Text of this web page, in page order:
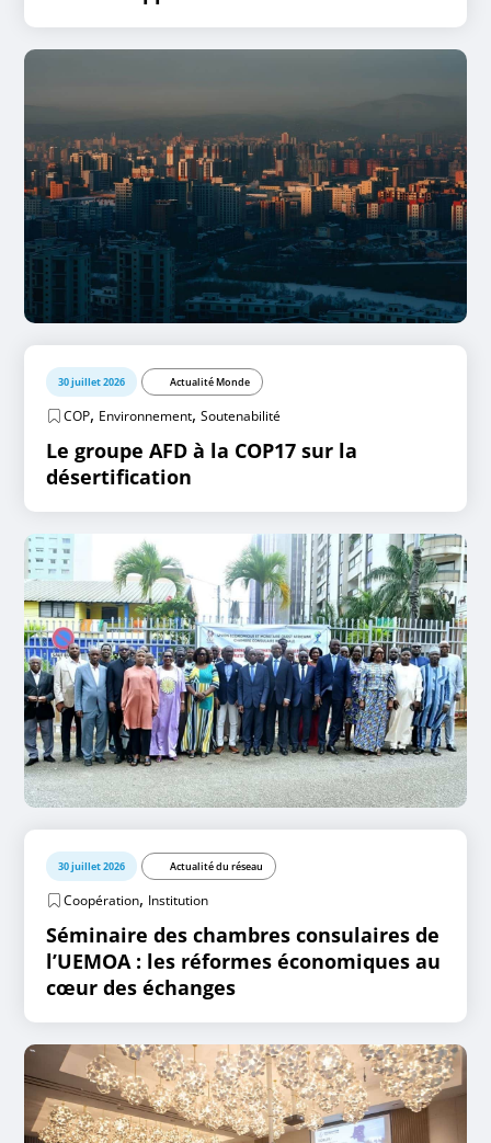
30 juillet 2026 Actualité Monde
COP, Environnement,Soutenabilité
Le groupe AFD à la COP17 sur la
désertification
30 juillet 2026 Actualité du réseau
Coopération, Institution
Séminaire des chambres consulaires de
l’UEMOA : les réformes économiques au
cœur des échanges